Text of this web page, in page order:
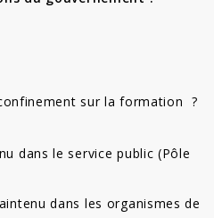
sur la formation ?
dans le service public (Pôle
dans les organismes de